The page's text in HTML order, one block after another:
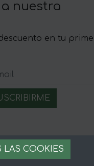
nuestra
en tu
LAS COOKIES